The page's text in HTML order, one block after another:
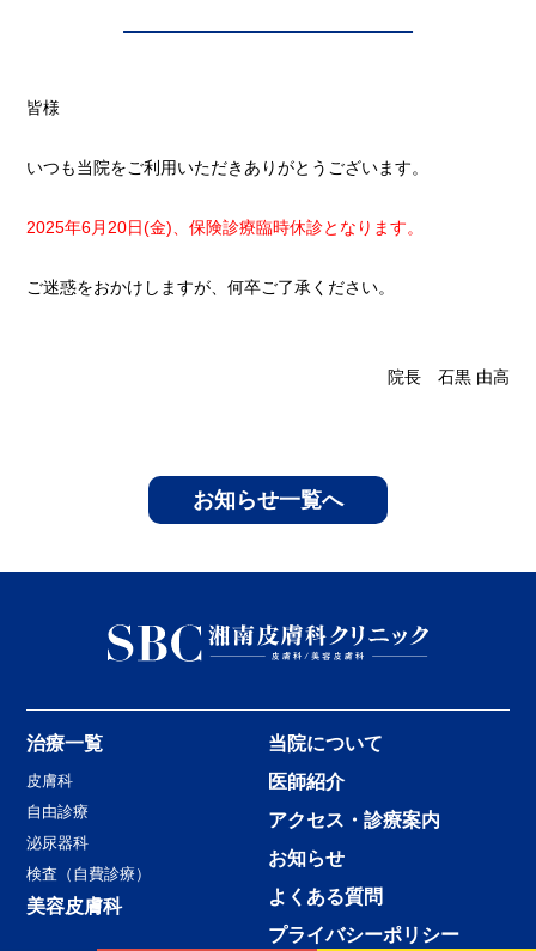
皆様
いつも当院をご利用いただきありがとうございます。
2025年6月20日(金)、保険診療臨時休診となります。
ご迷惑をおかけしますが、何卒ご了承ください。
院長 石黒 由高
お知らせ一覧へ
治療一覧
皮膚科
自由診療
泌尿器科
検査（自費診療）
美容皮膚科
当院について
医師紹介
アクセス・診療案内
お知らせ
よくある質問
プライバシーポリシー